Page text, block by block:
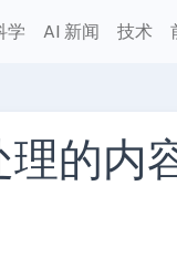
学 AI 新闻 技术
的内